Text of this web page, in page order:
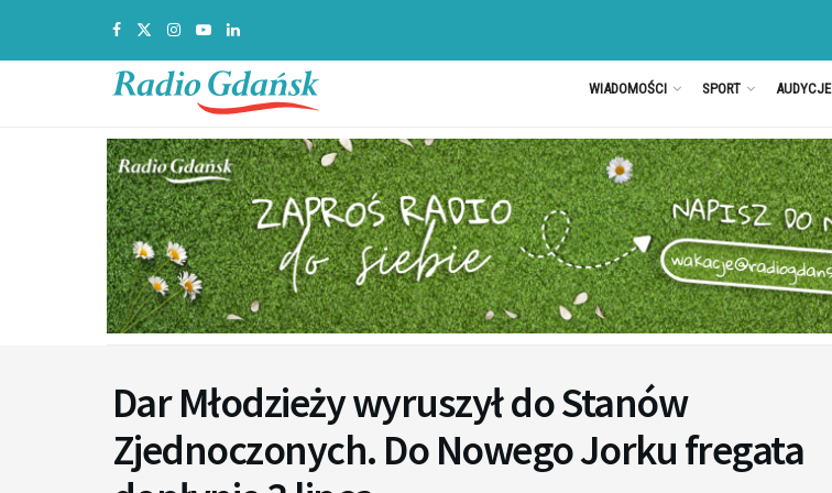
WIADOMOŚCI SPORT AUDYCJE
Dar Młodzieży wyruszył do Stanów
Zjednoczonych. Do Nowego Jorku fregata